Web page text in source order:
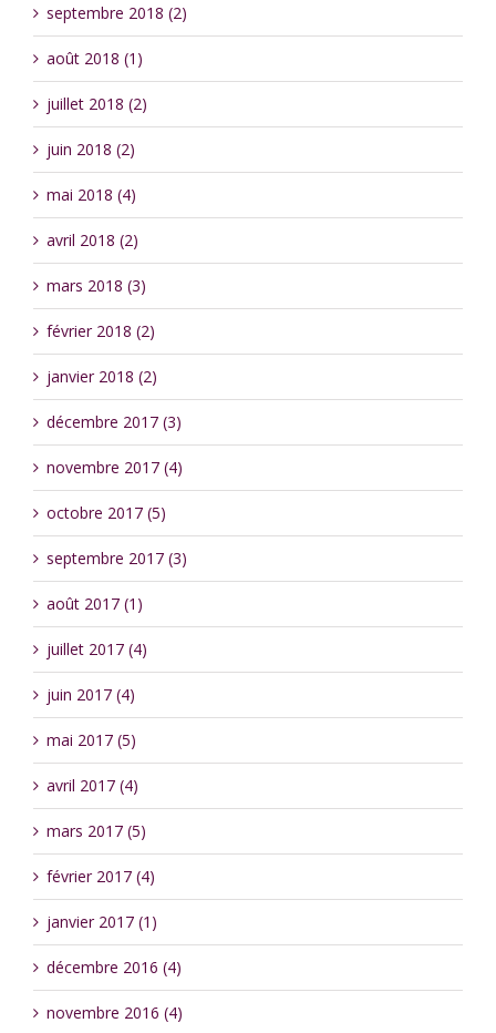
septembre 2018 (2)
août 2018 (1)
juillet 2018 (2)
juin 2018 (2)
mai 2018 (4)
avril 2018 (2)
mars 2018 (3)
février 2018 (2)
janvier 2018 (2)
décembre 2017 (3)
novembre 2017 (4)
octobre 2017 (5)
septembre 2017 (3)
août 2017 (1)
juillet 2017 (4)
juin 2017 (4)
mai 2017 (5)
avril 2017 (4)
mars 2017 (5)
février 2017 (4)
janvier 2017 (1)
décembre 2016 (4)
novembre 2016 (4)